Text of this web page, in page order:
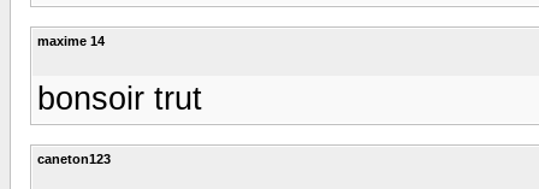
maxime 14
bonsoir trut
caneton123